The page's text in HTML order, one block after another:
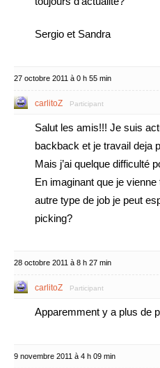
Sergio et Sandra
27 octobre 2011 à 0 h 55 min
carlitoZ Participant
Salut les amis!!! Je suis
backback et je travail deja
Mais j’ai quelque difficulté
En imaginant que je
autre type de job je peut
picking?
28 octobre 2011 à 8 h 27 min
carlitoZ Participant
Apparemment y a plus de
9 novembre 2011 à 4 h 09 min